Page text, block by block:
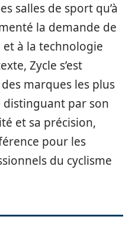
salles de sport qu’à
la demande de
à la technologie
Zycle s’est
marques les plus
distinguant par son
et sa précision,
pour les
du cyclisme